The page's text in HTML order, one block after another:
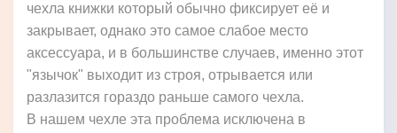
чехла книжки который обычно фиксирует её и
закрывает, однако это самое слабое место
аксессуара, и в большинстве случаев, именно этот
"язычок" выходит из строя, отрывается или
разлазится гораздо раньше самого чехла.
В нашем чехле эта проблема исключена в